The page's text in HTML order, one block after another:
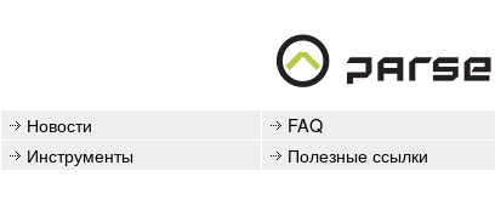
Новости FAQ
Инструменты
Полезные ссылки